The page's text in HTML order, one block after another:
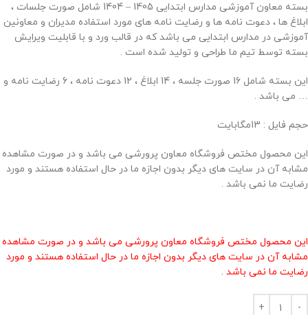
بسته معاون آموزشی مدارس ابتدایی 1405 – 1404 شامل صورت جلسات ،
ابلاغ ها ، دعوت نامه ها و رضایت نامه های مورد استفاده مدیران و معاونین
آموزشی در مدارس ابتدایی می باشد که در قالب ورد و با قابلیت ویرایش
بسته توسط تیم ما طراحی و تولید شده است .
این بسته شامل 16 صورت جلسه ، 14 ابلاغ ، 12 دعوت نامه ، 6 رضایت نامه و
… می باشد .
حجم فایل : 13مگابایت
این محصول مختص فروشگاه معاون پرورشی می باشد و در صورت مشاهده
مشابه آن در سایت های دیگر بدون اجازه ما در حال استفاده هستند و مورد
رضایت ما نمی باشد .
این محصول مختص فروشگاه معاون پرورشی می باشد و در صورت مشاهده
مشابه آن در سایت های دیگر بدون اجازه ما در حال استفاده هستند و مورد
رضایت ما نمی باشد .